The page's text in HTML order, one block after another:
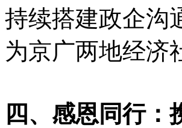
持续搭建政企沟
为京广两地经济
四、感恩同行：